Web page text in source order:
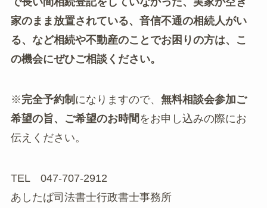
家のまま放置されている、音信不通の相続人がい
る、など相続や不動産のことでお困りの方は、こ
の機会にぜひご相談ください。
※完全予約制 になりますので、 無料相談会参加ご
希望の旨、ご希望のお時間 をお申し込みの際にお
伝えください。
TEL 047-707-2912
あしたば司法書士行政書士事務所